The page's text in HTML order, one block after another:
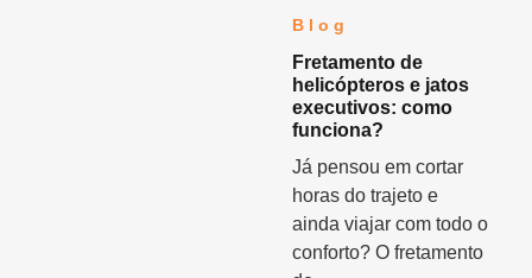
Blog
Fretamento de
helicópteros e jatos
executivos: como
funciona?
Já pensou em cortar
horas do trajeto e
ainda viajar com todo o
conforto? O fretamento